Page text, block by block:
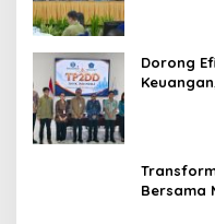
Dorong
Bersama